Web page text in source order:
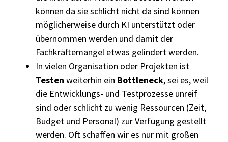
können da sie schlicht nicht da sind können
möglicherweise durch KI unterstützt oder
übernommen werden und damit der
Fachkräftemangel etwas gelindert werden.
In vielen Organisation oder Projekten ist
Testen weiterhin ein Bottleneck, sei es, weil
die Entwicklungs- und Testprozesse unreif
sind oder schlicht zu wenig Ressourcen (Zeit,
Budget und Personal) zur Verfügung gestellt
werden. Oft schaffen wir es nur mit großen